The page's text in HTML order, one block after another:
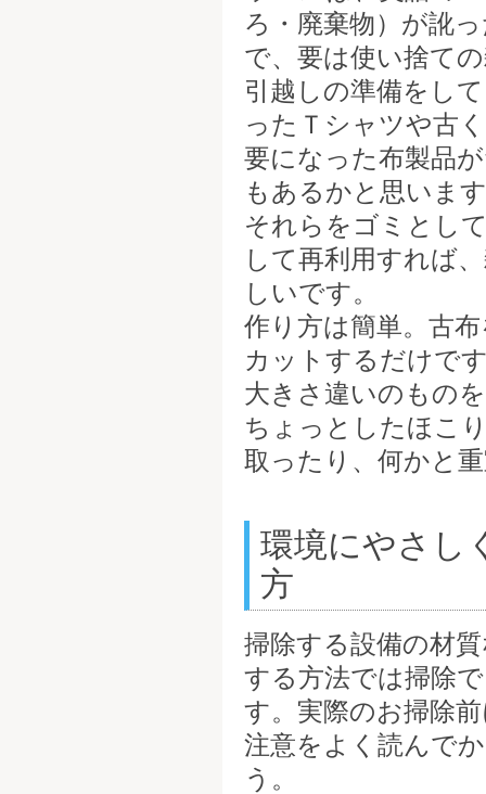
ろ・廃棄物）が訛
で、要は使い捨て
引越しの準備をし
ったＴシャツや古
要になった布製品
もあるかと思いま
それらをゴミとし
して再利用すれば
しいです。
作り方は簡単。古
カットするだけで
大きさ違いのもの
ちょっとしたほこ
取ったり、何かと
環境にやさし
方
掃除する設備の材
する方法では掃除
す。実際のお掃除
注意をよく読んで
う。